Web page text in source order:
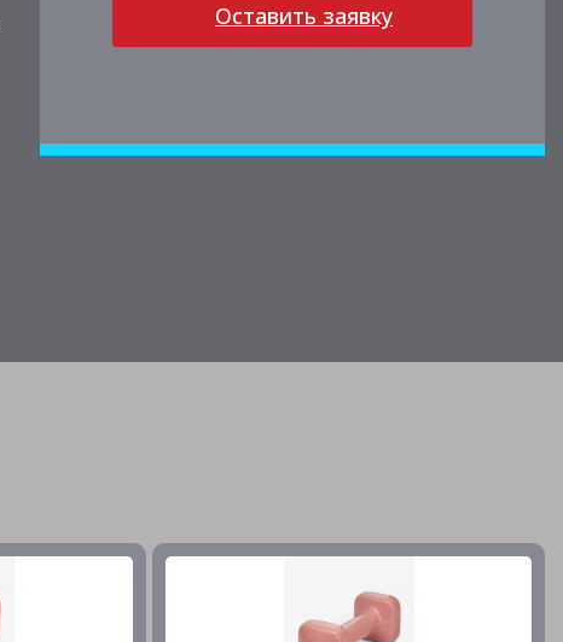
Оставить заявку